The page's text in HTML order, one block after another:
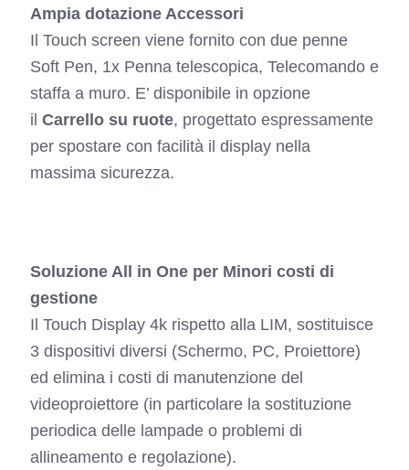
Ampia dotazione Accessori
Il Touch screen viene fornito con due penne
Soft Pen, 1x Penna telescopica, Telecomando e
staffa a muro. E’ disponibile in opzione
il Carrello su ruote, progettato espressamente
per spostare con facilità il display nella
massima sicurezza.
Soluzione All in One per Minori costi di
gestione
Il Touch Display 4k rispetto alla LIM, sostituisce
3 dispositivi diversi (Schermo, PC, Proiettore)
ed elimina i costi di manutenzione del
videoproiettore (in particolare la sostituzione
periodica delle lampade o problemi di
allineamento e regolazione).